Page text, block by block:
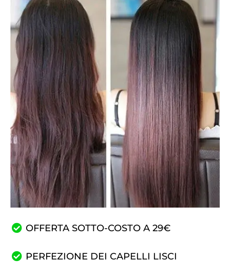
OFFERTA SOTTO-COSTO A 29€
PERFEZIONE DEI CAPELLI LISCI